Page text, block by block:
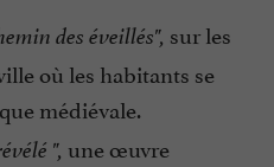
des éveillés", sur les
où les habitants se
médiévale.
", une œuvre